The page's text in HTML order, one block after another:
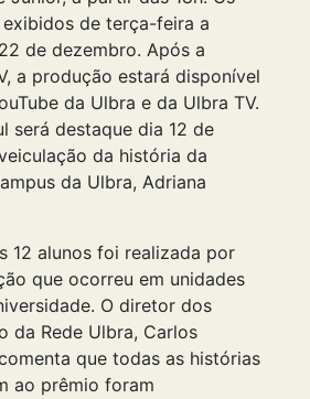
de terça-feira a
de dezembro. Após a
a produção estará disponível
da Ulbra e da Ulbra TV.
será destaque dia 12 de
da história da
da Ulbra, Adriana
12 alunos foi realizada por
que ocorreu em unidades
O diretor dos
da Rede Ulbra, Carlos
que todas as histórias
ao prêmio foram